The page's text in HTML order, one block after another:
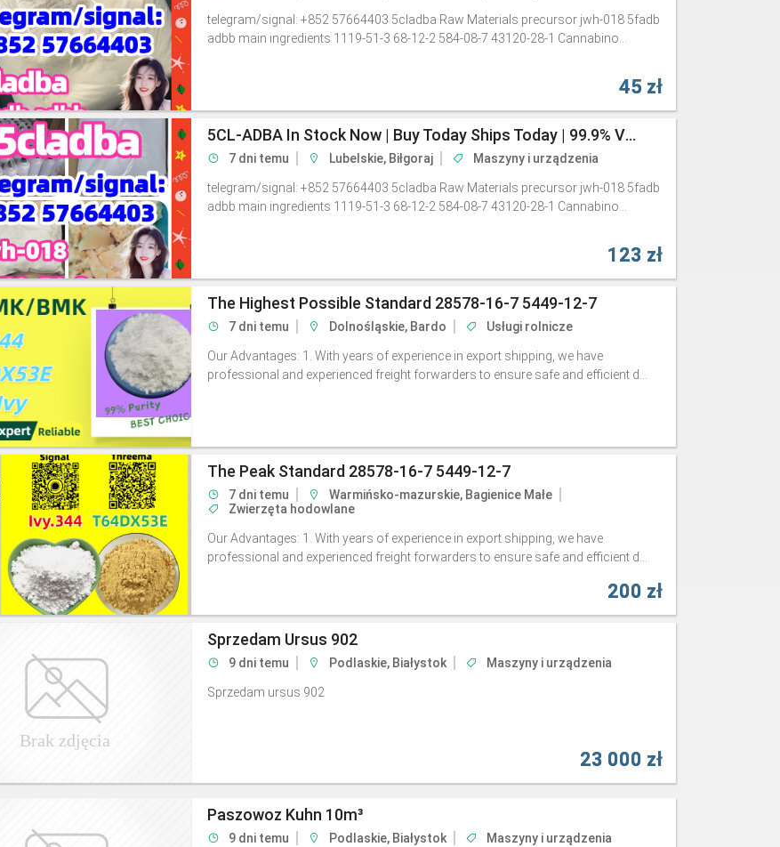
telegram/signal: +852 57664403 5cladba Raw Materials precursor jwh-018 5fadb
adbb main ingredients 1119-51-3 68-12-2 584-08-7 43120-28-1 Cannabino...
45 zł
5CL-ADBA In Stock Now | Buy Today Ships Today | 99.9% Verified
7 dni temu Lubelskie, Biłgoraj Maszyny i urządzenia
telegram/signal: +852 57664403 5cladba Raw Materials precursor jwh-018 5fadb
adbb main ingredients 1119-51-3 68-12-2 584-08-7 43120-28-1 Cannabino...
123 zł
The Highest Possible Standard 28578-16-7 5449-12-7
7 dni temu Dolnośląskie, Bardo Usługi rolnicze
Our Advantages: 1. With years of experience in export shipping, we have
professional and experienced freight forwarders to ensure safe and efficient d...
The Peak Standard 28578-16-7 5449-12-7
7 dni temu
Warmińsko-mazurskie, Bagienice Małe
Zwierzęta hodowlane
Our Advantages: 1. With years of experience in export shipping, we have
professional and experienced freight forwarders to ensure safe and efficient d...
200 zł
Sprzedam Ursus 902
9 dni temu Podlaskie, Białystok Maszyny i urządzenia
Sprzedam ursus 902
23 000 zł
Paszowoz Kuhn 10m³
9 dni temu Podlaskie, Białystok Maszyny i urządzenia